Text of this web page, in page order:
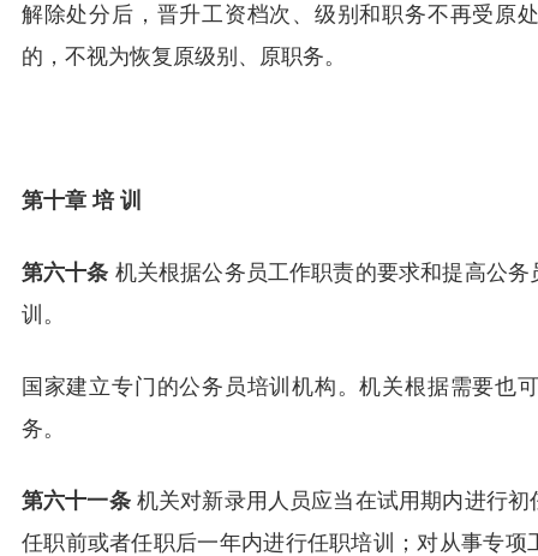
解除处分后，晋升工资档次、级别和职务不再受原
的，不视为恢复原级别、原职务。
第十章 培 训
第六十条 机关根据公务员工作职责的要求和提高公
训。
国家建立专门的公务员培训机构。机关根据需要也
务。
第六十一条机关对新录用人员应当在试用期内进行
任职前或者任职后一年内进行任职培训；对从事专